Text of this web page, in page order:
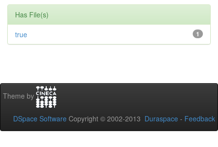
Has File(s)
1
true
Theme by
DSpace Software Copyright © 2002-2013 Duraspace - Feedback